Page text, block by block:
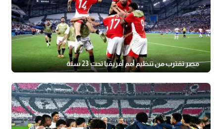
مصر تقترب من تنظيم أمم أفريقيا تحت 23 سنة